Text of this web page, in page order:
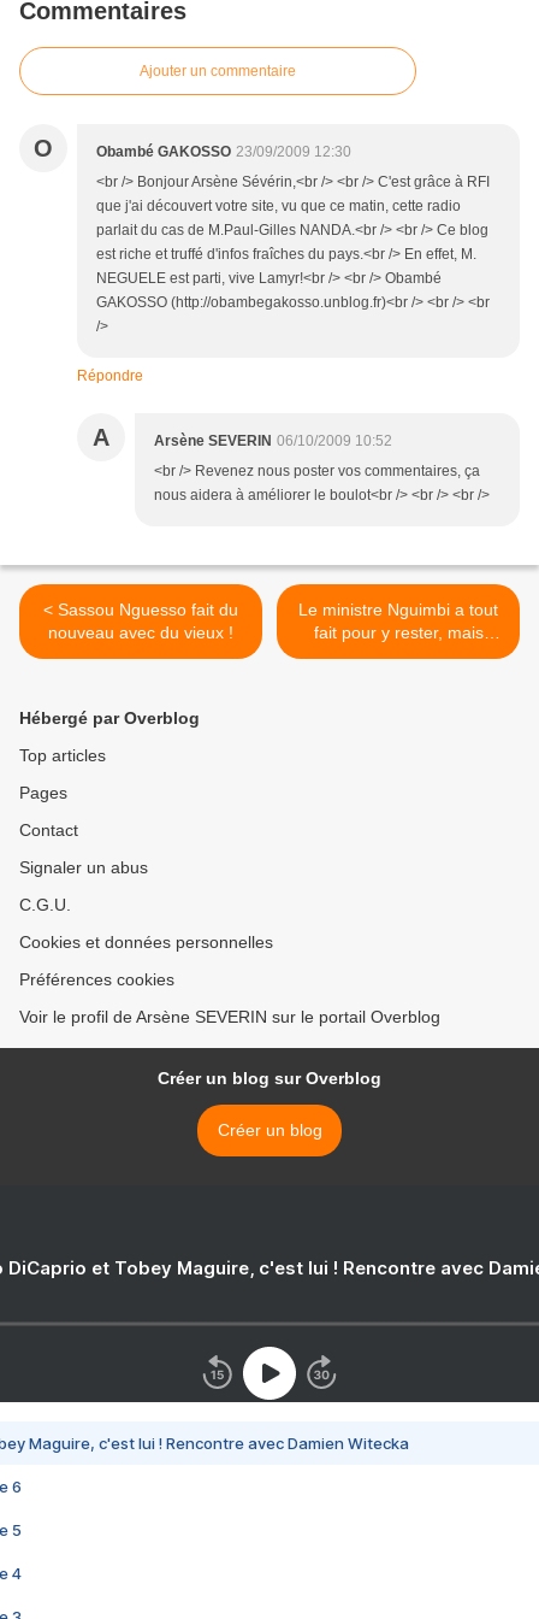
Commentaires
Ajouter un commentaire
O Obambé GAKOSSO 23/09/2009 12:30
<br /> Bonjour Arsène Sévérin,<br /> <br /> C'est grâce à RFI
que j'ai découvert votre site, vu que ce matin, cette radio
parlait du cas de M.Paul-Gilles NANDA.<br /> <br /> Ce blog
est riche et truffé d'infos fraîches du pays.<br /> En effet, M.
NEGUELE est parti, vive Lamyr!<br /> <br /> Obambé
GAKOSSO (http://obambegakosso.unblog.fr)<br /> <br /> <br
/>
Répondre
A Arsène SEVERIN 06/10/2009 10:52
<br /> Revenez nous poster vos commentaires, ça
nous aidera à améliorer le boulot<br /> <br /> <br />
< Sassou Nguesso fait du
nouveau avec du vieux !
Le ministre Nguimbi a tout
fait pour y rester, mais
l'ouragan l'a emporté ! >
Hébergé par Overblog
Top articles
Pages
Contact
Signaler un abus
C.G.U.
Cookies et données personnelles
Préférences cookies
Voir le profil de Arsène SEVERIN sur le portail Overblog
Créer un blog sur Overblog
Créer un blog
DiCaprio et Tobey Maguire, c'est lui ! Rencontre avec
Maguire, c'est lui ! Rencontre avec Damien Witecka
6
5
4